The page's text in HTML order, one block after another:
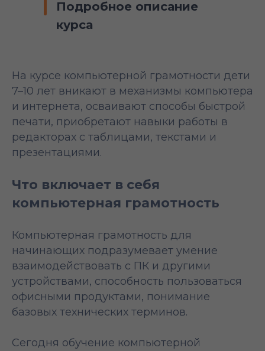
Подробное описание
курса
На курсе компьютерной грамотности дети
7–10 лет вникают в механизмы компьютера
и интернета, осваивают способы быстрой
печати, приобретают навыки работы в
редакторах с таблицами, текстами и
презентациями.
Что включает в себя
компьютерная грамотность
Компьютерная грамотность для
начинающих подразумевает умение
взаимодействовать с ПК и другими
устройствами, способность пользоваться
офисными продуктами, понимание
базовых технических терминов.
Сегодня обучение компьютерной